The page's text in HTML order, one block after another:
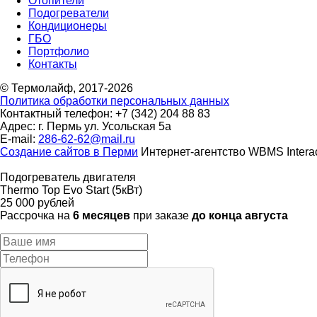
Подогреватели
Кондиционеры
ГБО
Портфолио
Контакты
© Термолайф, 2017-2026
Политика обработки персональных данных
Контактный телефон: +7 (342) 204 88 83
Адрес: г. Пермь ул. Усольская 5а
E-mail: 286-62-62@mail.ru
Cоздание сайтов в Перми Интернет-агентство WBMS
Подогреватель двигателя
Thermo Top Evo Start (5кВт)
25 000 рублей
Рассрочка на 6 месяцев при заказе до конца августа